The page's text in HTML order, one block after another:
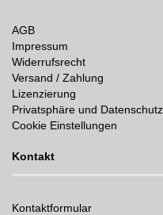
AGB
Impressum
Widerrufsrecht
Versand / Zahlung
Lizenzierung
Privatsphäre und Datenschutz
Cookie Einstellungen
Kontakt
Kontaktformular